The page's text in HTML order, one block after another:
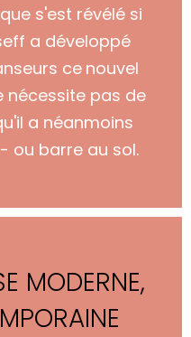
s'est révélé si
a développé
ce nouvel
nécessite pas de
a néanmoins
ou barre au sol.
MODERNE,